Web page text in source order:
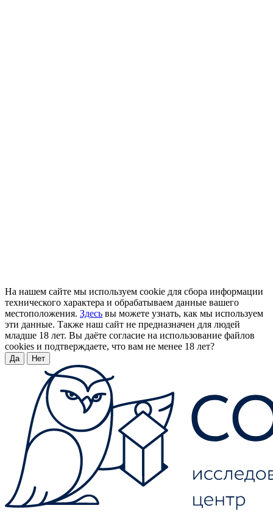
На нашем сайте мы используем cookie для сбора информации
технического характера и обрабатываем данные вашего
местоположения. Здесь вы можете узнать, как мы используем
эти данные. Также наш сайт не предназначен для людей
младше 18 лет. Вы даёте согласие на использование файлов
cookies и подтверждаете, что вам не менее 18 лет?
Да Нет